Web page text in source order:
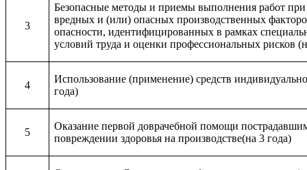
3
Безопасные методы и приемы выполнения работ при
вредных и (или) опасных производственных
опасности, идентифицированных в рамках
условий труда и оценки профессиональных рисков
4
Использование (применение) средств
года)
5
Оказание первой доврачебной помощи
повреждении здоровья на производстве(на 3 года)